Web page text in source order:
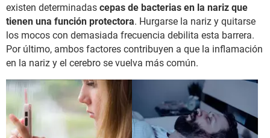
existen determinadas cepas de bacterias en la nariz que
tienen una función protectora. Hurgarse la nariz y quitarse
los mocos con demasiada frecuencia debilita esta barrera.
Por último, ambos factores contribuyen a que la inflamación
en la nariz y el cerebro se vuelva más común.